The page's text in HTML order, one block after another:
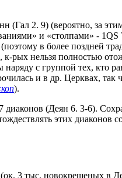
2. 9) (вероятно, за
и «столпами» -
в более поздней
к-рых нельзя полностью
с группой тех,
и в др. Церквах,
).
(Деян 6. 3-6).
этих
3 тыс. новокрещеных в